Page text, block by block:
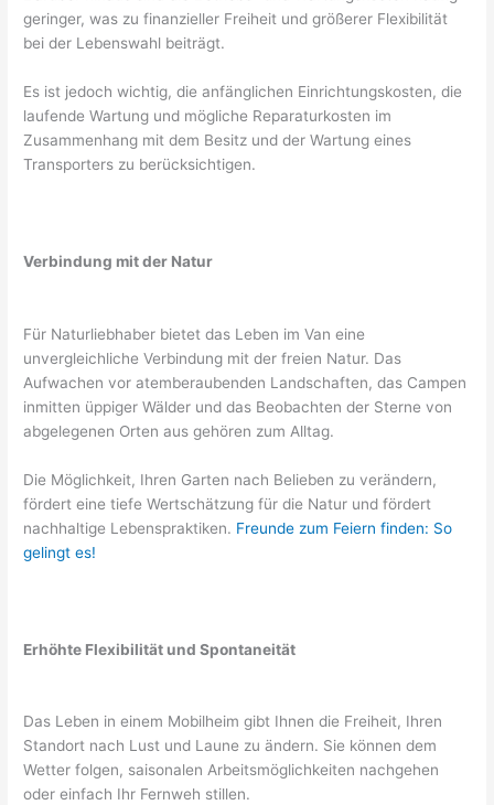
geringer, was zu finanzieller Freiheit und größerer Flexibilität
bei der Lebenswahl beiträgt.
Es ist jedoch wichtig, die anfänglichen Einrichtungskosten, die
laufende Wartung und mögliche Reparaturkosten im
Zusammenhang mit dem Besitz und der Wartung eines
Transporters zu berücksichtigen.
Verbindung mit der Natur
Für Naturliebhaber bietet das Leben im Van eine
unvergleichliche Verbindung mit der freien Natur. Das
Aufwachen vor atemberaubenden Landschaften, das Campen
inmitten üppiger Wälder und das Beobachten der Sterne von
abgelegenen Orten aus gehören zum Alltag.
Die Möglichkeit, Ihren Garten nach Belieben zu verändern,
fördert eine tiefe Wertschätzung für die Natur und fördert
nachhaltige Lebenspraktiken. Freunde zum Feiern finden: So
gelingt es!
Erhöhte Flexibilität und Spontaneität
Das Leben in einem Mobilheim gibt Ihnen die Freiheit, Ihren
Standort nach Lust und Laune zu ändern. Sie können dem
Wetter folgen, saisonalen Arbeitsmöglichkeiten nachgehen
oder einfach Ihr Fernweh stillen.